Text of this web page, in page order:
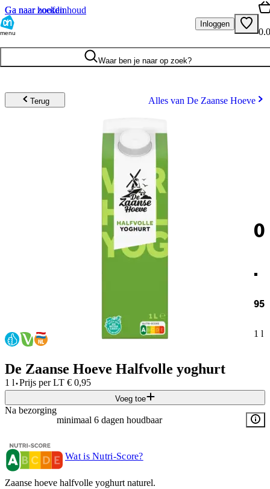
Ga naar hoofdinhoud
Ga naar zoeken
menu
Inloggen
Waar ben je naar op zoek?
Terug Alles van De Zaanse Hoeve
0
.
95
1 l
De Zaanse Hoeve Halfvolle yoghurt
1 l·Prijs per LT € 0,95
Voeg toe
Na bezorging
minimaal 6 dagen houdbaar
Wat is Nutri-Score?
Zaanse hoeve halfvolle yoghurt naturel.